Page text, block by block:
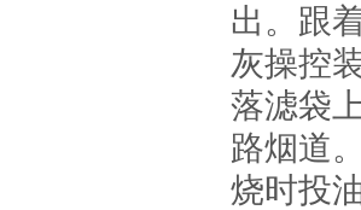
出。跟
灰操控
落滤袋
路烟道
烧时投